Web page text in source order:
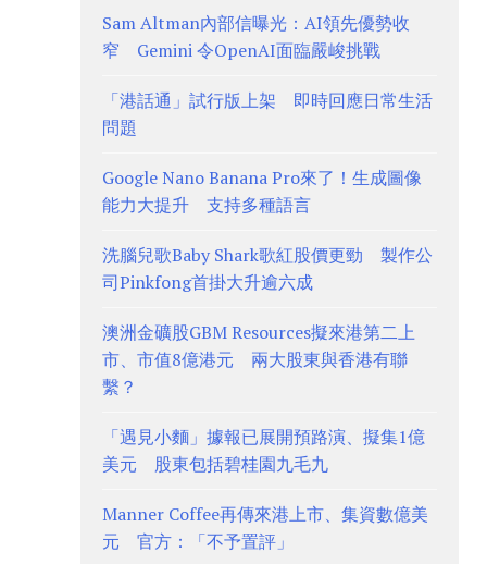
Sam Altman內部信曝光：AI領先優勢收
窄 Gemini 令OpenAI面臨嚴峻挑戰
「港話通」試行版上架 即時回應日常生活
問題
Google Nano Banana Pro來了！生成圖像
能力大提升 支持多種語言
洗腦兒歌Baby Shark歌紅股價更勁 製作公
司Pinkfong首掛大升逾六成
澳洲金礦股GBM Resources擬來港第二上
市、市值8億港元 兩大股東與香港有聯
繫？
「遇見小麵」據報已展開預路演、擬集1億
美元 股東包括碧桂園九毛九
Manner Coffee再傳來港上市、集資數億美
元 官方：「不予置評」